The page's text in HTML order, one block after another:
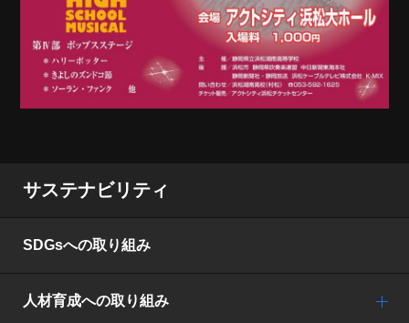
サステナビリティ
SDGsへの取り組み
人材育成への取り組み